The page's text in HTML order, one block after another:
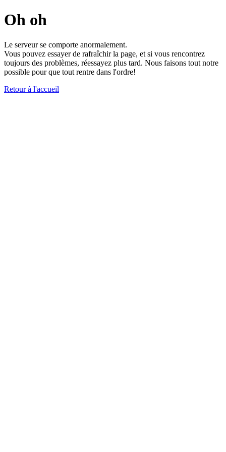
Oh oh
Le serveur se comporte anormalement.
Vous pouvez essayer de rafraîchir la page, et si vous rencontrez
toujours des problèmes, réessayez plus tard. Nous faisons tout notre
possible pour que tout rentre dans l'ordre!
Retour à l'accueil